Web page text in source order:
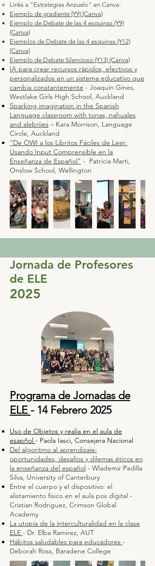
Links a "Estrategias Anzuelo" en Canva:
Ejemplo de gradiente (Y9) (Canva)
Ejemplo de Debate de las 4 esquinas (Y9)
(Canva)
Ejemplos de Debate de las 4 esquinas (Y12)
(Canva)
Ejemplo de Debate Silencioso (Y13) (Canva)
IA para crear recursos rápidos, efectivos y
personalizados en un sistema educativo que
cambia constantemente - Joaquín Gines,
Westlake Girls High School, Auckland
Sparking imagination in the Spanish
Language classroom with tonas, nahuales
and alebrijes – Kara Morrison, Language
Circle, Auckland
“De OWI a los Libritos Fáciles de Leer:
Usando Input Comprensible en la
Enseñanza de Español” - Patricia Marti,
Onslow School, Wellington
Jornada de Profesores
de ELE
2025
Programa de Jornadas de
ELE - 14 Febrero 2025
Uso de Objetos y realia en el aula de
esapñol - Paola Iasci, Consejera Nacional
Del algoritmo al aprendizaje:
oportunidades, desafíos y dilemas éticos en
la enseñanza del español - Wlademir Padilla
Silva, University ofCanterbury
Entre el cuerpo y el dispositivo: el
alistamiento físico en el aula pos digital -
Cristian Rodriguez, Crimson Global
Academy
La utopía de la interculturalidad en la clase
ELE - Dr. Elba Ramirez, AUT
Hábitos saludables para educadores -
Deborah Ross, Baradene College